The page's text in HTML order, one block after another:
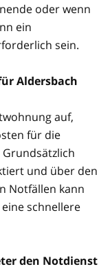
oder wenn
ein
sein.
Aldersbach
auf,
für die
und über den
Notfällen kann
schnellere
den Notdienst